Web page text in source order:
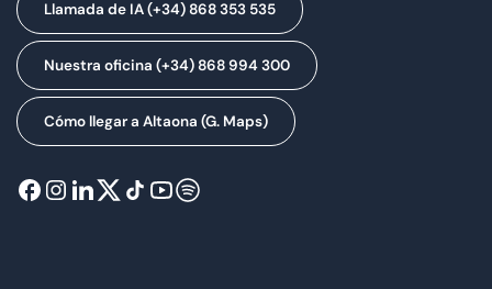
Llamada de IA (+34) 868 353 535
Nuestra oficina (+34) 868 994 300
Cómo llegar a Altaona (G. Maps)